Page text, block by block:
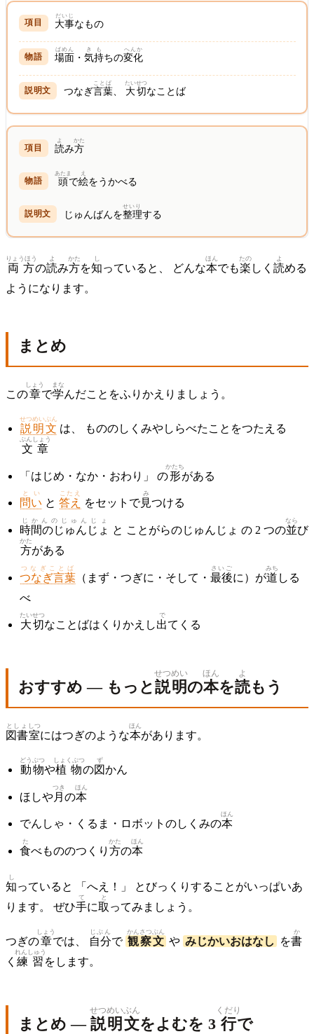
大事
だいじ
なもの
場面
ばめん
・気持
きも
ちの変化
へんか
つなぎ言葉
ことば
、 大切
たいせつ
なことば
読
よ
み方
かた
頭
あたま
で絵
え
をうかべる
じゅんばんを整理
せいり
する
両方
りょうほう
の読
よ
み方
かた
を知
し
っていると、 どんな本
ほん
でも楽
たの
しく 読
よ
める
ようになります。
まとめ
この章
しょう
で学
まな
んだことをふりかえりましょう。
説明文
せつめいぶん
は、 もののしくみやしらべたことをつたえる
文章
ぶんしょう
「はじめ・なか・おわり」 の形
かたち
がある
問い
とい
と 答え
こたえ
をセットで見
み
つける
時間のじゅんじょ
じかんのじゅんじょ
と ことがらのじゅんじょ の 2 つの並
なら
び
方
かた
がある
つなぎ言葉
つなぎことば
（まず・つぎに・そして・ 最後
さいご
に）が道
みち
しる
べ
大切
たいせつ
なことばはくりかえし出
で
てくる
おすすめ — もっと説明
せつめい
の本
ほん
を読
よ
もう
図書
としょ
室
しつ
にはつぎのような本
ほん
があります。
動物
どうぶつ
や植物
しょくぶつ
の図
ず
かん
ほしや月
つき
の本
ほん
でんしゃ・くるま・ロボットのしくみの本
ほん
食
た
べもののつくり 方
かた
の本
ほん
知
し
っていると 「へえ！」 とびっくりすることがいっぱいあ
ります。 ぜひ手
て
に取
と
ってみましょう。
つぎの章
しょう
では、 自分
じぶん
で 観察
かんさつ
文
ぶん
や みじかいおはなし を書
か
く 練習
れんしゅう
をします。
まとめ — 説明
せつめい
文
ぶん
をよむを 3 行
くだり
で